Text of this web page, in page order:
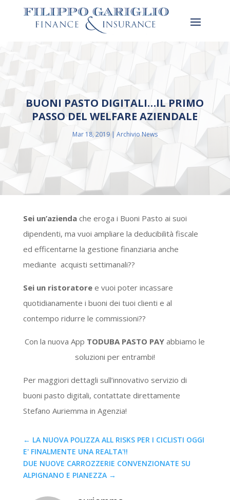
BUONI PASTO DIGITALI…IL PRIMO
PASSO DEL WELFARE AZIENDALE
Mar 18, 2019 Archivio News
Sei un’aziendache eroga i Buoni Pasto ai suoi
dipendenti, ma vuoi ampliare la deducibilità fiscale
ed efficentarne la gestione finanziaria anche
mediante acquisti settimanali??
Sei un ristoratoree vuoi poter incassare
quotidianamente i buoni dei tuoi clienti e al
contempo ridurre le commissioni??
Con la nuova App TODUBA PASTO PAY abbiamo le
soluzioni per entrambi!
Per maggiori dettagli sull’innovativo servizio di
buoni pasto digitali, contattate direttamente
Stefano Auriemma in Agenzia!
← LA NUOVA POLIZZA ALL RISKS PER I CICLISTI OGGI
E' FINALMENTE UNA REALTA'!!
DUE NUOVE CARROZZERIE CONVENZIONATE SU
ALPIGNANO E PIANEZZA→